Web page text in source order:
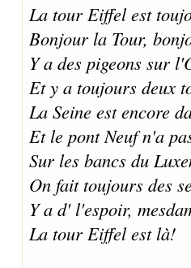
La tour Eiffel est
Bonjour la Tour,
Y a des pigeons sur
Et y a toujours deux
La Seine est encore
Et le pont Neuf n'a
Sur les bancs du
On fait toujours des
Y a d' l'espoir,
La tour Eiffel est là!